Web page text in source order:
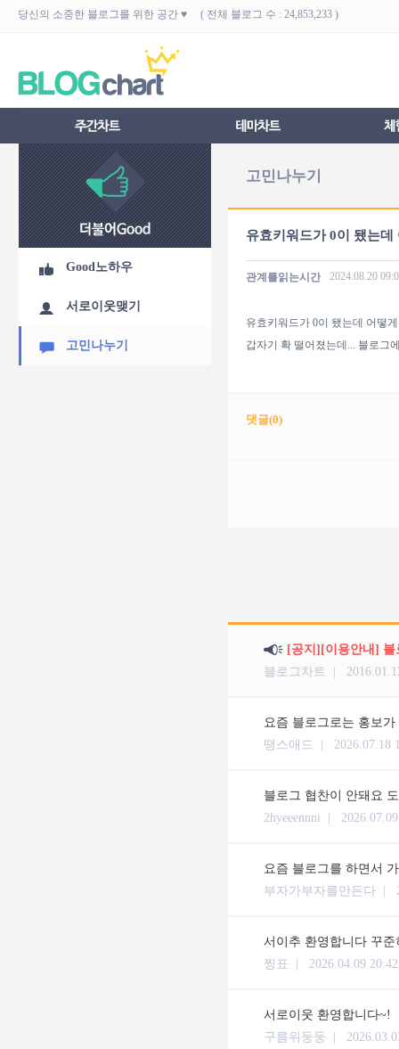
당신의 소중한 블로그를 위한 공간 ♥ ( 전체 블로그 수 : 24,853,233 )
Good노하우
서로이웃맺기
고민나누기
고민나누기
유효키워드가 0이 됐는
관계를읽는시간 2024.08.20
유효키워드가 0이 됐는데 어떻
갑자기 확 떨어졌는데... 블로그
댓글(0)
[공지][이용안내] 블
블로그차트 |
요즘 블로그로는 홍보
땡스애드 | 2026.07.18
블로그 협찬이 안돼요
2hyeeennni |
요즘 블로그를 하면서
부자가부자를만든다 |
서이추 환영합니다 꾸
찡표 | 2026.04.09 20:42
서로이웃 환영합니다~!
구름위둥둥 |